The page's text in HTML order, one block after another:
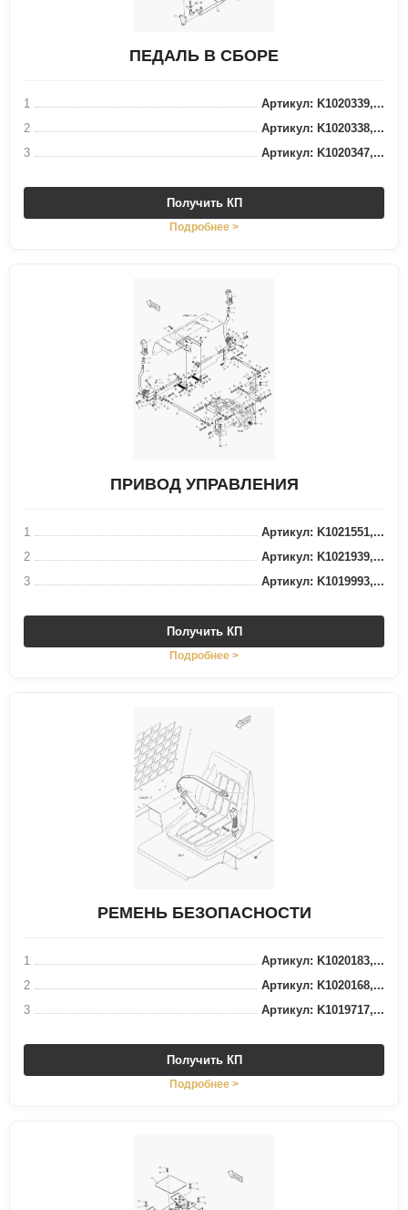
ПЕДАЛЬ В СБОРЕ
1
Артикул: K1020339,...
2
Артикул: K1020338,...
3
Артикул: K1020347,...
Получить КП
Подробнее >
ПРИВОД УПРАВЛЕНИЯ
1
Артикул: K1021551,...
2
Артикул: K1021939,...
3
Артикул: K1019993,...
Получить КП
Подробнее >
РЕМЕНЬ БЕЗОПАСНОСТИ
1
Артикул: K1020183,...
2
Артикул: K1020168,...
3
Артикул: K1019717,...
Получить КП
Подробнее >